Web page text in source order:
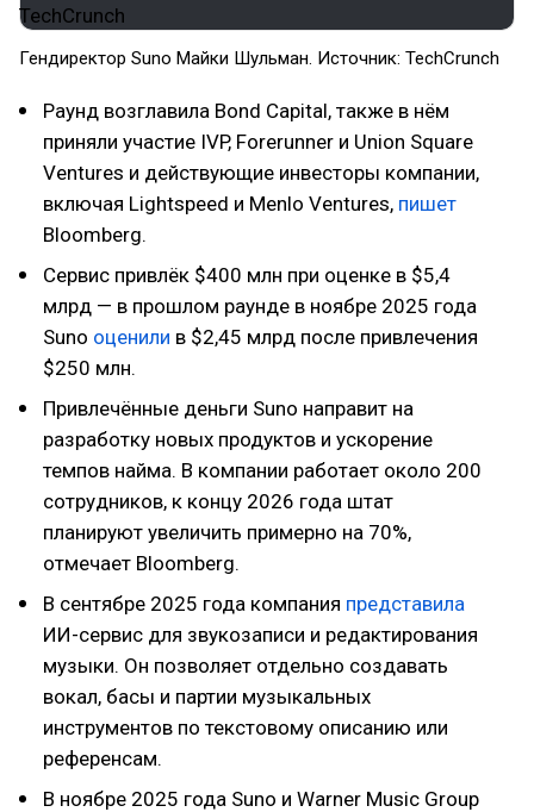
Гендиректор Suno Майки Шульман. Источник: TechCrunch
Раунд возглавила Bond Capital, также в нём
приняли участие IVP, Forerunner и Union Square
Ventures и действующие инвесторы компании,
включая Lightspeed и Menlo Ventures, пишет
Bloomberg.
Сервис привлёк $400 млн при оценке в $5,4
млрд — в прошлом раунде в ноябре 2025 года
Suno оценили в $2,45 млрд после привлечения
$250 млн.
Привлечённые деньги Suno направит на
разработку новых продуктов и ускорение
темпов найма. В компании работает около 200
сотрудников, к концу 2026 года штат
планируют увеличить примерно на 70%,
отмечает Bloomberg.
В сентябре 2025 года компания представила
ИИ-сервис для звукозаписи и редактирования
музыки. Он позволяет отдельно создавать
вокал, басы и партии музыкальных
инструментов по текстовому описанию или
референсам.
В ноябре 2025 года Suno и Warner Music Group